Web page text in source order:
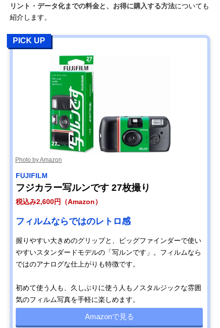
リント・データ化までの料金と、お得に購入する方法についても
紹介します。
PICK UP
Photo by Amazon
FUJIFILM
フジカラー写ルンです 27枚撮り
税込み2,600円（Amazon）
フィルムならではのレトロ感
握りやすい大きめのグリップと、ビッグファインダーで使い
やすいスタンダードモデルの「写ルンです」。フィルムなら
ではのアナログな仕上がりも特徴です。
初めて使う人も、久しぶりに使う人もノスタルジックな雰囲
気のフィルム写真を手軽に楽しめます。
Amazonで見る